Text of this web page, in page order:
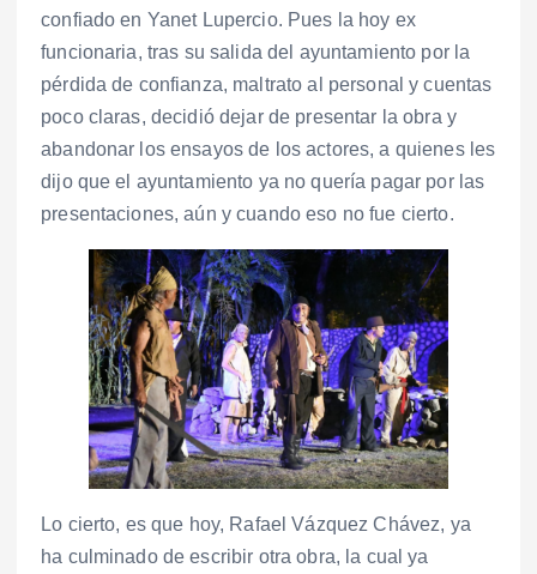
confiado en Yanet Lupercio. Pues la hoy ex
funcionaria, tras su salida del ayuntamiento por la
pérdida de confianza, maltrato al personal y cuentas
poco claras, decidió dejar de presentar la obra y
abandonar los ensayos de los actores, a quienes les
dijo que el ayuntamiento ya no quería pagar por las
presentaciones, aún y cuando eso no fue cierto.
Lo cierto, es que hoy, Rafael Vázquez Chávez, ya
ha culminado de escribir otra obra, la cual ya